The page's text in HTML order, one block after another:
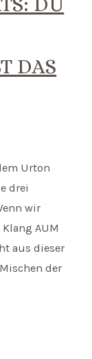
DAS
Urton
drei
wir
AUM
aus dieser
der